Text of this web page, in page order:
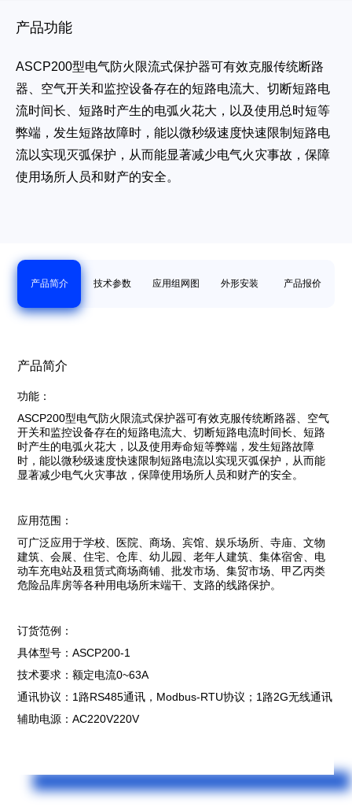
产品功能
ASCP200型电气防火限流式保护器可有效克服传统断路
器、空气开关和监控设备存在的短路电流大、切断短路电
流时间长、短路时产生的电弧火花大，以及使用总时短等
弊端，发生短路故障时，能以微秒级速度快速限制短路电
流以实现灭弧保护，从而能显著减少电气火灾事故，保障
使用场所人员和财产的安全。
产品简介 技术参数 应用组网图 外形安装 产品报价
产品简介
功能：
ASCP200型电气防火限流式保护器可有效克服传统断路器、空气
开关和监控设备存在的短路电流大、切断短路电流时间长、短路
时产生的电弧火花大，以及使用寿命短等弊端，发生短路故障
时，能以微秒级速度快速限制短路电流以实现灭弧保护，从而能
显著减少电气火灾事故，保障使用场所人员和财产的安全。
应用范围：
可广泛应用于学校、医院、商场、宾馆、娱乐场所、寺庙、文物
建筑、会展、住宅、仓库、幼儿园、老年人建筑、集体宿舍、电
动车充电站及租赁式商场商铺、批发市场、集贸市场、甲乙丙类
危险品库房等各种用电场所末端干、支路的线路保护。
订货范例：
具体型号：ASCP200-1
技术要求：额定电流0~63A
通讯协议：1路RS485通讯，Modbus-RTU协议；1路2G无线通讯
辅助电源：AC220V220V